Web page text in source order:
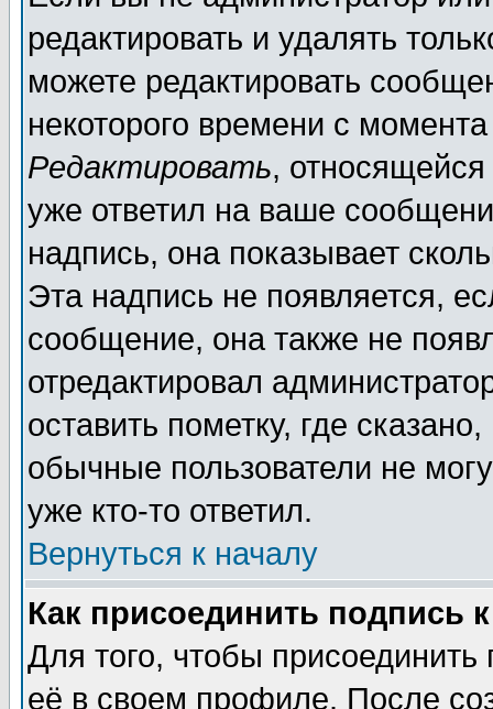
редактировать и удалять
можете редактировать
некоторого времени с
Редактировать,
уже ответил на ваше
надпись, она показывает
Эта надпись не появляется,
сообщение, она также не
отредактировал
оставить пометку, где
обычные пользователи не
уже кто-то ответил.
Вернуться к началу
Как присоединить подпись
Для того, чтобы
её в своем профиле. После